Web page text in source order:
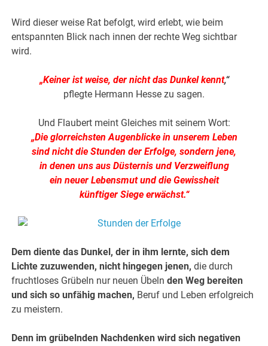
Wird dieser weise Rat befolgt, wird erlebt, wie beim
entspannten Blick nach innen der rechte Weg sichtbar
wird.
„Keiner ist weise, der nicht das Dunkel kennt,“
pflegte Hermann Hesse zu sagen.
Und Flaubert meint Gleiches mit seinem Wort:
„Die glorreichsten Augenblicke in unserem Leben
sind nicht die Stunden der Erfolge, sondern jene,
in denen uns aus Düsternis und Verzweiflung
ein neuer Lebensmut und die Gewissheit
künftiger Siege erwächst.“
Dem diente das Dunkel, der in ihm lernte, sich dem
Lichte zuzuwenden, nicht hingegen jenen,die durch
fruchtloses Grübeln nur neuen Übelnden Weg bereiten
und sich so unfähig machen, Beruf und Leben erfolgreich
zu meistern.
Denn im grübelnden Nachdenken wird sich negativen